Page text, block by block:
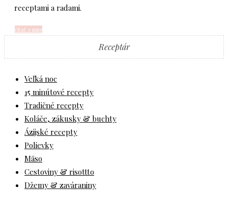
receptami a radami.
čítať o mne
Receptár
Veľká noc
15 minútové recepty
Tradičné recepty
Koláče, zákusky & buchty
Ázijské recepty
Polievky
Mäso
Cestoviny & risottto
Džemy & zaváraniny